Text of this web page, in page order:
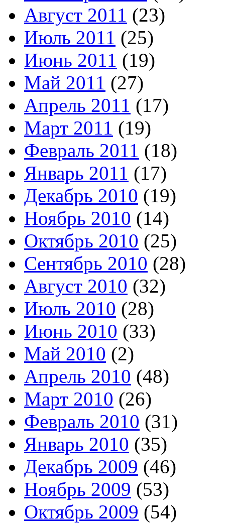
Август 2011 (23)
Июль 2011 (25)
Июнь 2011 (19)
Май 2011 (27)
Апрель 2011 (17)
Март 2011 (19)
Февраль 2011 (18)
Январь 2011 (17)
Декабрь 2010 (19)
Ноябрь 2010 (14)
Октябрь 2010 (25)
Сентябрь 2010 (28)
Август 2010 (32)
Июль 2010 (28)
Июнь 2010 (33)
Май 2010 (2)
Апрель 2010 (48)
Март 2010 (26)
Февраль 2010 (31)
Январь 2010 (35)
Декабрь 2009 (46)
Ноябрь 2009 (53)
Октябрь 2009 (54)